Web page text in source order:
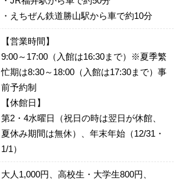
・えちぜん鉄道勝山駅から車で約10分
【営業時間】
9:00～17:00（入館は16:30まで）※夏季繁
忙期は8:30～18:00（入館は17:30まで）事
前予約制
【休館日】
第2・4水曜日（祝日の時は翌日が休館、
夏休み期間は無休）、年末年始（12/31・
1/1）
大人1,000円、高校生・大学生800円、